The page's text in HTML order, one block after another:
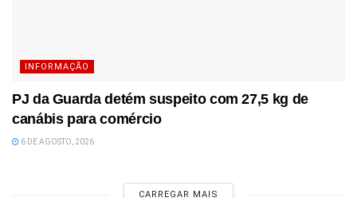
INFORMAÇÃO
PJ da Guarda detém suspeito com 27,5 kg de
canábis para comércio
6 DE AGOSTO, 2026
CARREGAR MAIS